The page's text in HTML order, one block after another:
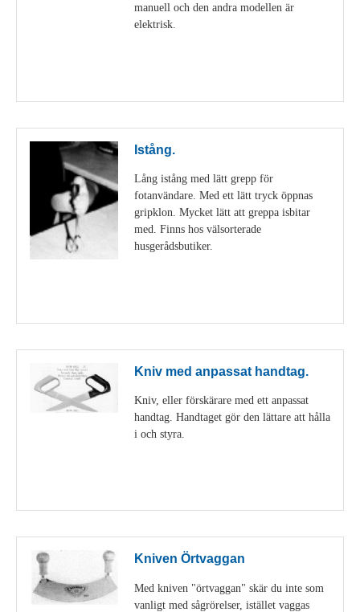
manuell och den andra modellen är
elektrisk.
Istång.
Lång istång med lätt grepp för
fotanvändare. Med ett lätt tryck öppnas
gripklon. Mycket lätt att greppa isbitar
med. Finns hos välsorterade
husgerådsbutiker.
Kniv med anpassat handtag.
Kniv, eller förskärare med ett anpassat
handtag. Handtaget gör den lättare att hålla
i och styra.
Kniven Örtvaggan
Med kniven "örtvaggan" skär du inte som
vanligt med sågrörelser, istället vaggas